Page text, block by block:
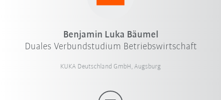
Benjamin Luka Bäumel
Duales Verbundstudium Betriebswirtschaft
KUKA Deutschland GmbH, Augsburg